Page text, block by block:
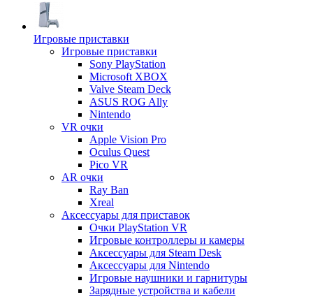
Игровые приставки
Игровые приставки
Sony PlayStation
Microsoft XBOX
Valve Steam Deck
ASUS ROG Ally
Nintendo
VR очки
Apple Vision Pro
Oculus Quest
Pico VR
AR очки
Ray Ban
Xreal
Аксессуары для приставок
Очки PlayStation VR
Игровые контроллеры и камеры
Аксессуары для Steam Desk
Аксессуары для Nintendo
Игровые наушники и гарнитуры
Зарядные устройства и кабели